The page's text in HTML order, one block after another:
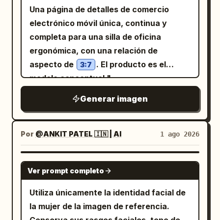
nublada, paleta de colores gris tenue,
fondo minimalista, estética de ropa
urbana de lujo, campaña de moda de alta
gama, composición limpia, tonos de piel
naturales, texturas de tela realistas,
poca profundidad de campo, toma de
cuerpo completo, lente de 85 mm,
fotorrealista, ultra detallado, iluminación
Vogue, 8K.
Una página de detalles de comercio
electrónico móvil única, continua y
completa para una silla de oficina
ergonómica, con una relación de
aspecto de
3:7
. El producto es el
modelo conceptual "
presenta un respaldo de malla gris
grafito oscuro, marco negro, base de
cinco radios gris plateado,
reposacabezas visible, reposabrazos,
cojín de asiento y soporte lumbar,
manteniendo la consistencia estructural
en todas las perspectivas. El diseño
general utiliza un sistema de cuadrícula
vertical que combina planos
Generar imagen
Por @ANKIT PATEL 🇮🇳 | AI 1 ago 2026
NANO BANANA PRO
Ver prompt completo
Utiliza únicamente la identidad facial de
la mujer de la imagen de referencia.